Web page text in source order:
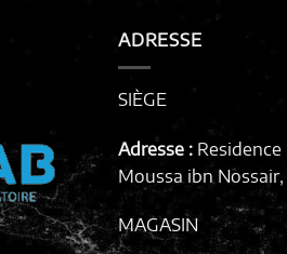
ADRESSE
SIÈGE
Adresse : Residence
Moussa ibn
MAGASIN